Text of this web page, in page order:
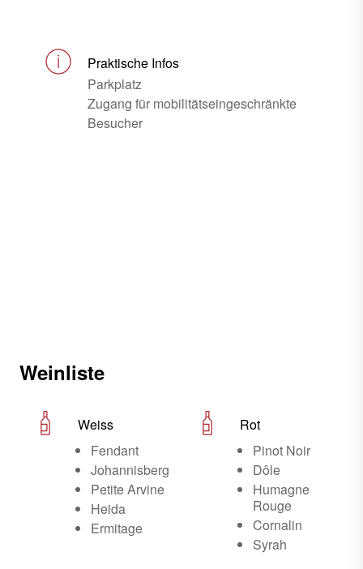
Praktische Infos
Parkplatz
Zugang für mobilitätseingeschränkte
Besucher
Weinliste
Weiss
Fendant
Johannisberg
Petite Arvine
Heida
Ermitage
Rot
Pinot Noir
Dôle
Humagne
Rouge
Cornalin
Syrah